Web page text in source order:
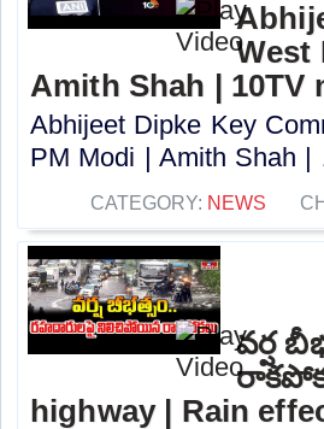
West
Amith Shah | 10TV
Abhijeet Dipke Key
PM Modi | Amith Shah |
CATEGORY: NEWS
వర్ష
highway | Rain